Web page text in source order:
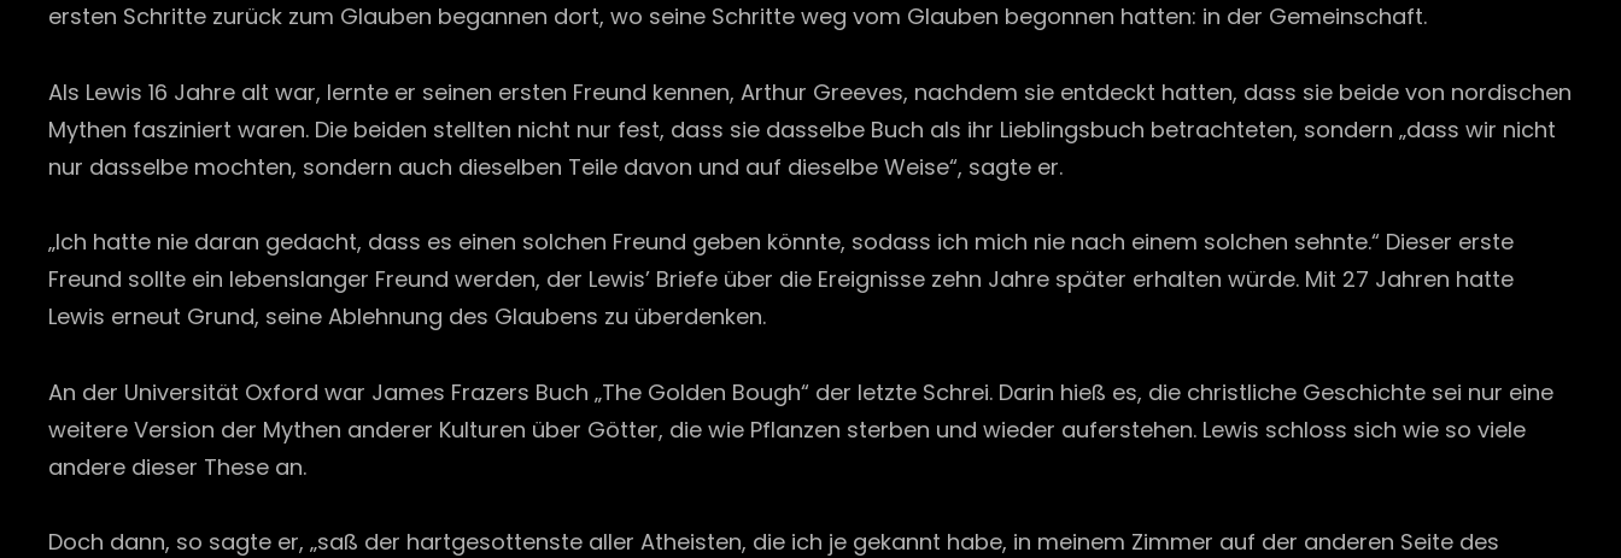
ersten Schritte zurück zum Glauben begannen dort, wo seine Schritte weg vom Glauben begonnen hatten: in der Gemeinschaft.
Als Lewis 16 Jahre alt war, lernte er seinen ersten Freund kennen, Arthur Greeves, nachdem sie entdeckt hatten, dass sie beide von nordischen
Mythen fasziniert waren. Die beiden stellten nicht nur fest, dass sie dasselbe Buch als ihr Lieblingsbuch betrachteten, sondern „dass wir nicht
nur dasselbe mochten, sondern auch dieselben Teile davon und auf dieselbe Weise“, sagte er.
„Ich hatte nie daran gedacht, dass es einen solchen Freund geben könnte, sodass ich mich nie nach einem solchen sehnte.“ Dieser erste
Freund sollte ein lebenslanger Freund werden, der Lewis’ Briefe über die Ereignisse zehn Jahre später erhalten würde. Mit 27 Jahren hatte
Lewis erneut Grund, seine Ablehnung des Glaubens zu überdenken.
An der Universität Oxford war James Frazers Buch „The Golden Bough“ der letzte Schrei. Darin hieß es, die christliche Geschichte sei nur eine
weitere Version der Mythen anderer Kulturen über Götter, die wie Pflanzen sterben und wieder auferstehen. Lewis schloss sich wie so viele
andere dieser These an.
Doch dann, so sagte er, „saß der hartgesottenste aller Atheisten, die ich je gekannt habe, in meinem Zimmer auf der anderen Seite des